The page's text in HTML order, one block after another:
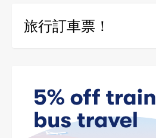
旅行訂車票！